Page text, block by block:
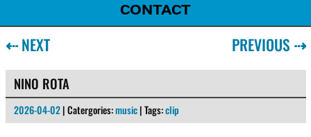
CONTACT
PREVIOUS ⇢
⇠NEXT
NINO ROTA
2026-04-02| Catergories:music| Tags:clip